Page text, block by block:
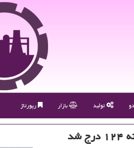
تولید بازار رپورتاژ